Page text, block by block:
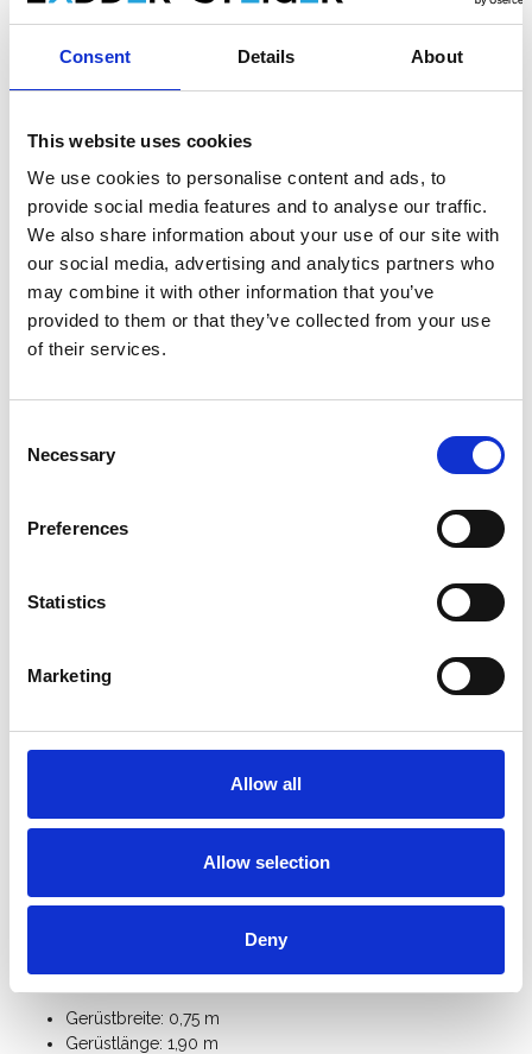
Consent Details About
This website uses cookies
We use cookies to personalise content and ads, to
provide social media features and to analyse our traffic.
We also share information about your use of our site with
our social media, advertising and analytics partners who
may combine it with other information that you’ve
provided to them or that they’ve collected from your use
of their services.
Selection
Necessary
Preferences
Statistics
Marketing
Allow all
Allow selection
Deny
Zum Angebot hinzufügen
Produktinformation Ähnliche Produkte
Beschreibung
Carbonbelag. Eine
Plattform mit Carbonboden ist 25%
und Außenbereich
Das ASC Universal-Rollgerüst mit Streben ist standard
25 cm höhenverstellbar sind.
Das ASC 75er-Rahmenbreite Rollgerüst ist mit einem
Schneller Auf- und Abbau durch den
innovativen
mit integrierter Aushebesicherung.
Bordbrettsatzausgestattet, der verhindert, dass
Materialien oder Werkzeuge von die Plattform fallen.
Mit zusätzlichenGerüstteilenkönnen Sie dieses Universal-
Klicken Sie hier für dieAnleitung des ASC Universal-
Spezifikationen:
Gerüstbreite: 0,75 m
Gerüstlänge: 1,90 m